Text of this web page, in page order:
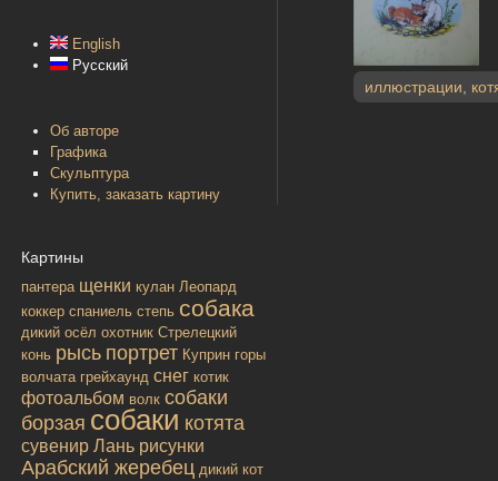
English
Русский
Об авторе
Графика
Скульптура
Купить, заказать картину
Картины
пантера щенки кулан Леопард
коккер спаниель степь собака
дикий осёл охотник Стрелецкий
конь рысь портрет Куприн горы
волчата грейхаунд снег котик
фотоальбом волк собаки
борзая собаки котята
сувенир Лань рисунки
Арабский жеребец дикий кот
иллюстрации